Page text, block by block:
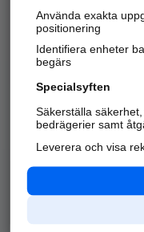
Alla kategorier
API & Kartor
Använda exakta
positionering
Identifiera enheter
begärs
Specialsyften
Säkerställa
bedrägerier samt
Leverera och visa